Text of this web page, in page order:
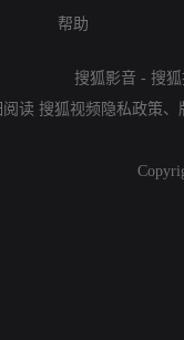
帮助
搜狐影音 - 搜
读 搜狐视频隐私政策、